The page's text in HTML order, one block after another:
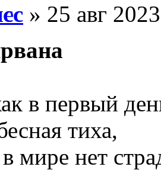
» 25 авг
в первый
тиха,
мире нет